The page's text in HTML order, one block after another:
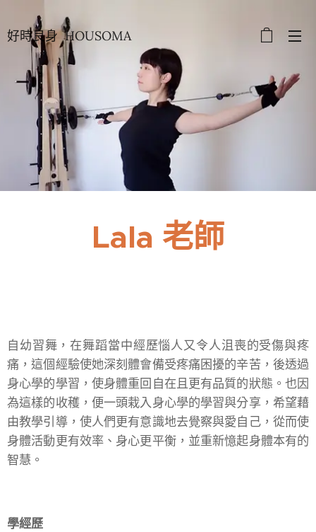
好時良身 HOUSOMA
Lala 老師
自幼習舞，在舞蹈當中經歷惱人又令人沮喪的受傷與疼
痛，這個經驗使她深刻體會備受疼痛困擾的辛苦，後透過
身心學的學習，使身體重回自在且更有品質的狀態。也因
為這樣的收穫，便一頭栽入身心學的學習與分享，希望藉
由教學引導，使人們更有意識地去覺察與愛自己，從而使
身體活動更有效率、身心更平衡，並重新憶起身體本有的
智慧。
學經歷